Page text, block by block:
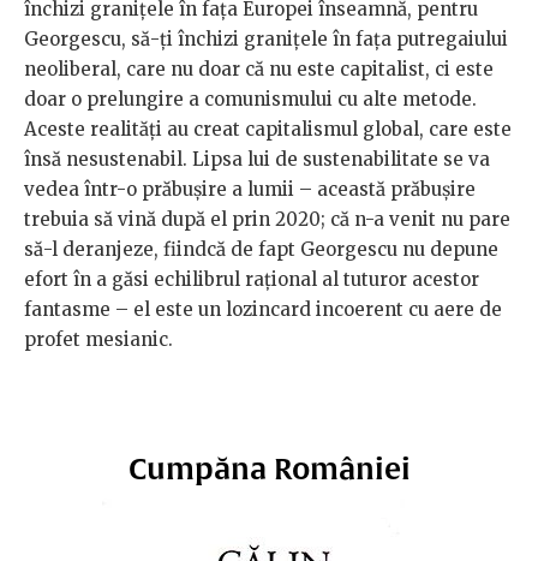
închizi granițele în fața Europei înseamnă, pentru
Georgescu, să-ți închizi granițele în fața putregaiului
neoliberal, care nu doar că nu este capitalist, ci este
doar o prelungire a comunismului cu alte metode.
Aceste realități au creat capitalismul global, care este
însă nesustenabil. Lipsa lui de sustenabilitate se va
vedea într-o prăbușire a lumii – această prăbușire
trebuia să vină după el prin 2020; că n-a venit nu pare
să-l deranjeze, fiindcă de fapt Georgescu nu depune
efort în a găsi echilibrul rațional al tuturor acestor
fantasme – el este un lozincard incoerent cu aere de
profet mesianic.
Cumpăna României